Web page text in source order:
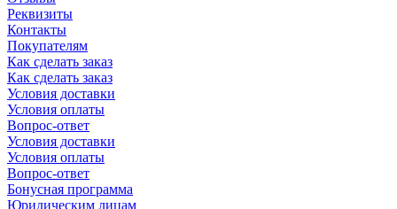
Реквизиты
Контакты
Покупателям
Как сделать заказ
Как сделать заказ
Условия доставки
Условия оплаты
Вопрос-ответ
Условия доставки
Условия оплаты
Вопрос-ответ
Бонусная программа
Юридическим лицам